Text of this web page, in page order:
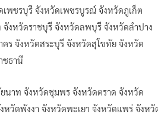
พชรบุรี จังหวัดเพชรบูรณ์ จังหวัดภูเก็ต
งหวัดราชบุรี จังหวัดลพบุรี จังหวัดลำปาง
ร จังหวัดสระบุรี จังหวัดสุโขทัย จังหวัด
ชธานี
าท จังหวัดชุมพร จังหวัดตราด จังหวัด
วัดพังงา จังหวัดพะเยา จังหวัดแพร่ จังหวั